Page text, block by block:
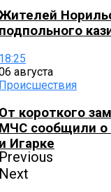
августа
короткого
сообщили о
Игарке